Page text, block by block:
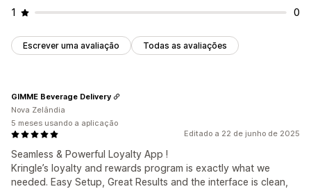
1
0
Escrever uma avaliação Todas as avaliações
Editado a 22 de junho de 2025
Seamless & Powerful Loyalty App !
Kringle’s loyalty and rewards program is exactly what we
needed. Easy Setup, Great Results and the interface is clean,
GIMME Beverage Delivery
Nova Zelândia
5 meses usando a aplicação